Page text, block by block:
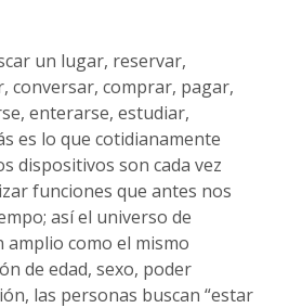
un lugar, reservar,
conversar, comprar, pagar,
enterarse, estudiar,
es lo que cotidianamente
dispositivos son cada vez
funciones que antes nos
así el universo de
amplio como el mismo
de edad, sexo, poder
las personas buscan “estar